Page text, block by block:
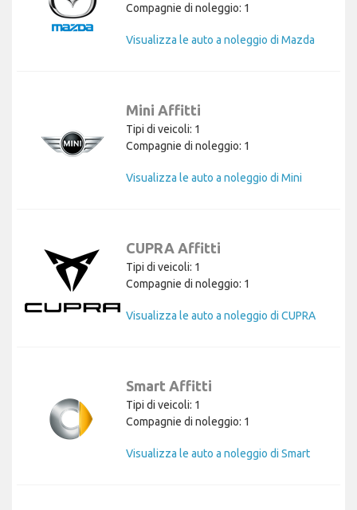
Compagnie di noleggio: 1
Visualizza le auto a noleggio di Mazda
Mini Affitti
Tipi di veicoli: 1
Compagnie di noleggio: 1
Visualizza le auto a noleggio di Mini
CUPRA Affitti
Tipi di veicoli: 1
Compagnie di noleggio: 1
Visualizza le auto a noleggio di CUPRA
Smart Affitti
Tipi di veicoli: 1
Compagnie di noleggio: 1
Visualizza le auto a noleggio di Smart